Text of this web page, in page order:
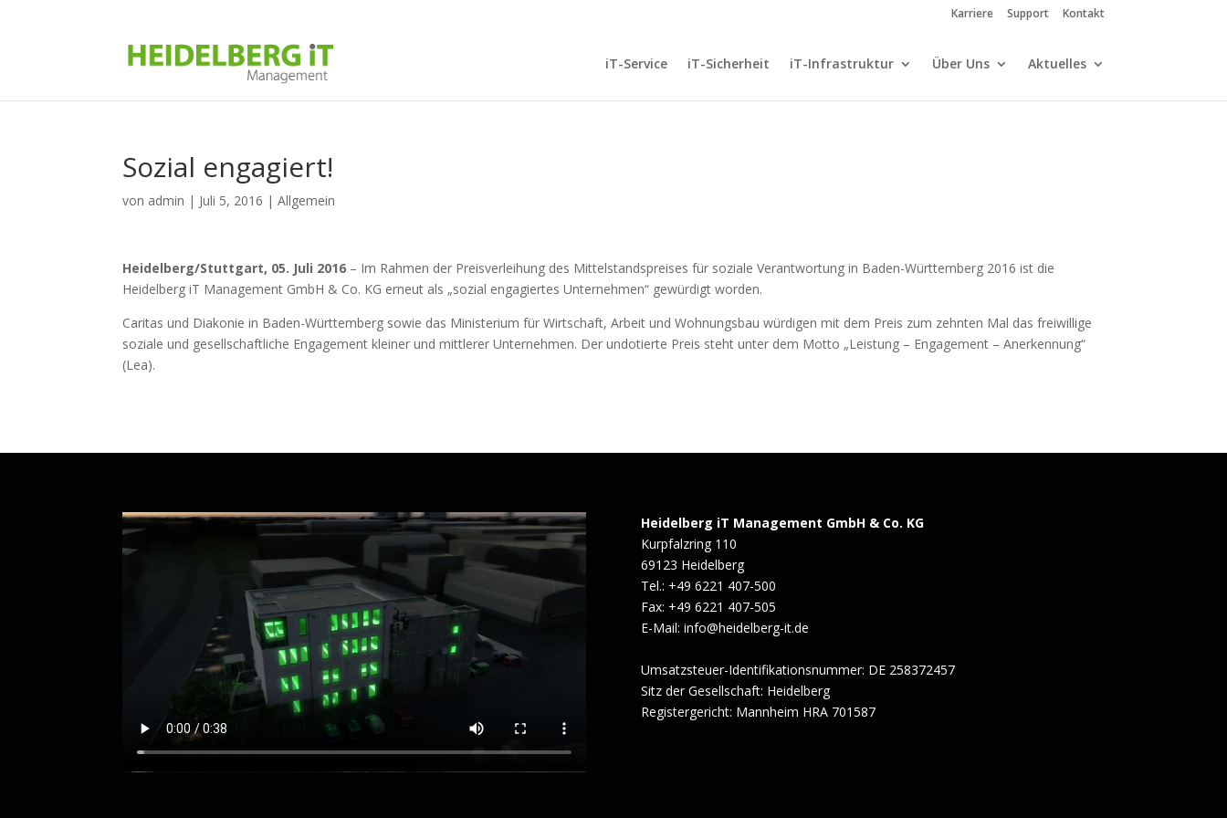
Karriere Support Kontakt
iT-Service iT-Sicherheit iT-Infrastruktur Über Uns Aktuelles
Sozial engagiert!
von admin | Juli 5, 2016 |Allgemein
Heidelberg/Stuttgart, 05. Juli 2016 – Im Rahmen der Preisverleihung des Mittelstandspreises für soziale Verantwortung in Baden-Württemberg 2016 ist die
Heidelberg iT Management GmbH & Co. KG erneut als „sozial engagiertes Unternehmen“ gewürdigt worden.
Caritas und Diakonie in Baden-Württemberg sowie das Ministerium für Wirtschaft, Arbeit und Wohnungsbau würdigen mit dem Preis zum zehnten Mal das freiwillige
soziale und gesellschaftliche Engagement kleiner und mittlerer Unternehmen. Der undotierte Preis steht unter dem Motto „Leistung – Engagement – Anerkennung“
(Lea).
Heidelberg iT Management GmbH & Co. KG
Kurpfalzring 110
69123 Heidelberg
Tel.: +49 6221 407-500
Fax: +49 6221 407-505
E-Mail: info@heidelberg-it.de
Umsatzsteuer-Identifikationsnummer: DE 258372457
Sitz der Gesellschaft: Heidelberg
Registergericht: Mannheim HRA 701587